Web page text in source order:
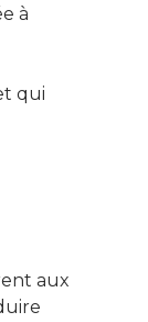
à
qui
aux